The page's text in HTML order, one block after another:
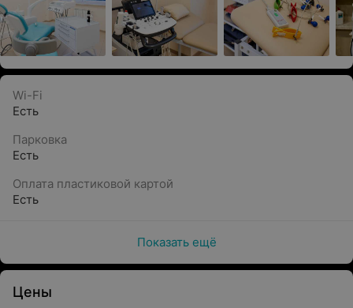
Wi-Fi
Есть
Парковка
Есть
Оплата пластиковой картой
Есть
Показать ещё
Цены